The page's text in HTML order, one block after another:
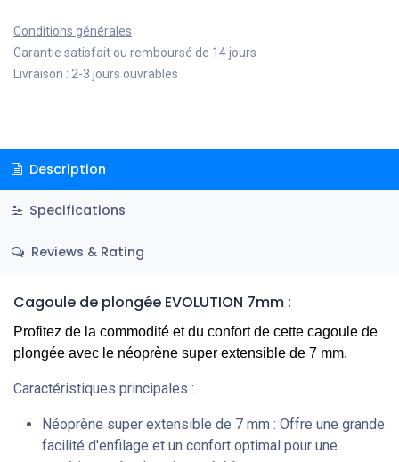
Conditions générales
Garantie satisfait ou remboursé de 14 jours
Livraison : 2-3 jours ouvrables
Description
Specifications
Reviews & Rating
Cagoule de plongée EVOLUTION 7mm :
Profitez de la commodité et du confort de cette cagoule de
plongée avec le néoprène super extensible de 7 mm.
Caractéristiques principales :
Néoprène super extensible de 7 mm : Offre une grande
facilité d'enfilage et un confort optimal pour une